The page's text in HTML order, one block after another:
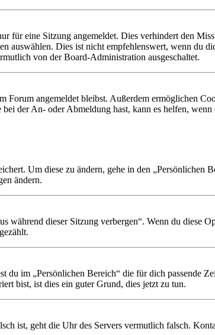
eine Sitzung angemeldet. Dies verhindert den
auswählen. Dies ist nicht empfehlenswert, wenn du
von der Board-Administration ausgeschaltet.
angemeldet bleibst. Außerdem ermöglichen
der An- oder Abmeldung hast, kann es helfen,
Um diese zu ändern, gehe in den „Persönlichen
ändern.
dieser Sitzung verbergen“. Wenn du diese
im „Persönlichen Bereich“ die für dich passende
bist, ist dies ein guter Grund, dies jetzt zu tun.
ist, geht die Uhr des Servers vermutlich falsch.